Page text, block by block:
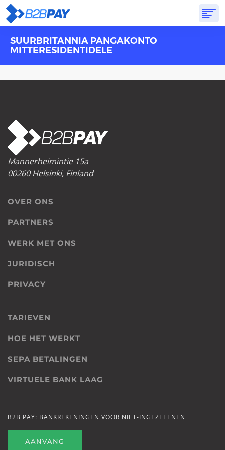
OVER ONSDIENSTENVIRTUELE BANKPRIJSSTELLINGANTWOORDEN
AANVANG
SUURBRITANNIA PANGAKONTO
MITTERESIDENTIDELE
Mannerheimintie 15a
00260 Helsinki, Finland
OVER ONS
PARTNERS
WERK MET ONS
JURIDISCH
PRIVACY
TARIEVEN
HOE HET WERKT
SEPA BETALINGEN
VIRTUELE BANK LAAG
B2B PAY: BANKREKENINGEN VOOR NIET-INGEZETENEN
AANVANG